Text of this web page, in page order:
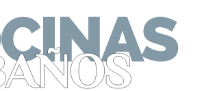
content